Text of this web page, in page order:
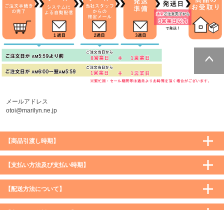
メールアドレス
otoi@marilyn.ne.jp
【商品引渡し時期】
【支払い方法及び支払い時期】
【配送方法について】